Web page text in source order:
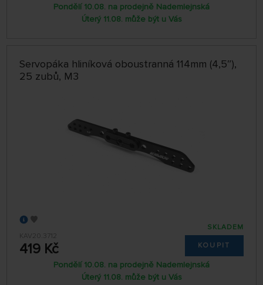
Pondělí 10.08. na prodejně Nademlejnská
Úterý 11.08. může být u Vás
Servopáka hliníková oboustranná 114mm (4,5″),
25 zubů, M3
KAV20.3712
419 Kč
SKLADEM
KOUPIT
Pondělí 10.08. na prodejně Nademlejnská
Úterý 11.08. může být u Vás